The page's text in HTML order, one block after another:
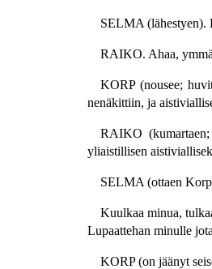
SELMA (lähestyen).
RAIKO. Ahaa,
KORP (nousee;
nenäkittiin, ja
RAIKO
yliaistillisen
SELMA (ottaen
Kuulkaa minua,
Lupaattehan minulle
KORP (on jäänyt